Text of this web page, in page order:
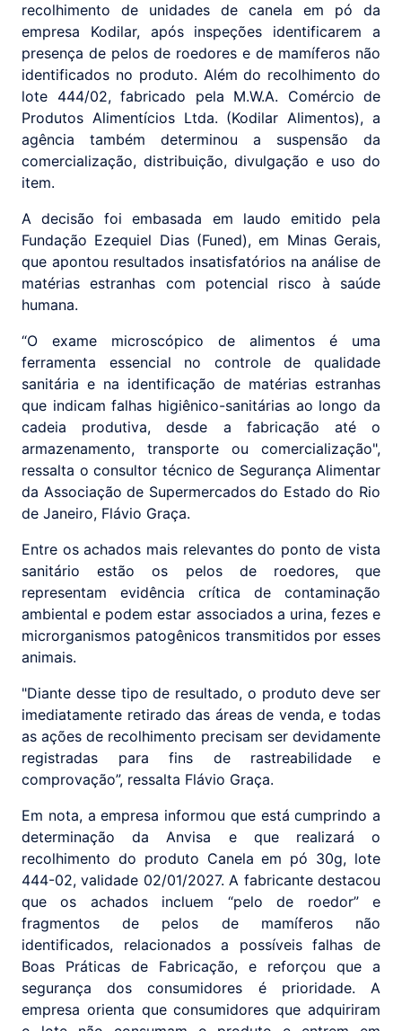
recolhimento de unidades de canela em pó da
empresa Kodilar, após inspeções identificarem a
presença de pelos de roedores e de mamíferos não
identificados no produto. Além do recolhimento do
lote 444/02, fabricado pela M.W.A. Comércio de
Produtos Alimentícios Ltda. (Kodilar Alimentos), a
agência também determinou a suspensão da
comercialização, distribuição, divulgação e uso do
item.
A decisão foi embasada em laudo emitido pela
Fundação Ezequiel Dias (Funed), em Minas Gerais,
que apontou resultados insatisfatórios na análise de
matérias estranhas com potencial risco à saúde
humana.
“O exame microscópico de alimentos é uma
ferramenta essencial no controle de qualidade
sanitária e na identificação de matérias estranhas
que indicam falhas higiênico-sanitárias ao longo da
cadeia produtiva, desde a fabricação até o
armazenamento, transporte ou comercialização",
ressalta o consultor técnico de Segurança Alimentar
da Associação de Supermercados do Estado do Rio
de Janeiro, Flávio Graça.
Entre os achados mais relevantes do ponto de vista
sanitário estão os pelos de roedores, que
representam evidência crítica de contaminação
ambiental e podem estar associados a urina, fezes e
microrganismos patogênicos transmitidos por esses
animais.
"Diante desse tipo de resultado, o produto deve ser
imediatamente retirado das áreas de venda, e todas
as ações de recolhimento precisam ser devidamente
registradas para fins de rastreabilidade e
comprovação”, ressalta Flávio Graça.
Em nota, a empresa informou que está cumprindo a
determinação da Anvisa e que realizará o
recolhimento do produto Canela em pó 30g, lote
444-02, validade 02/01/2027. A fabricante destacou
que os achados incluem “pelo de roedor” e
fragmentos de pelos de mamíferos não
identificados, relacionados a possíveis falhas de
Boas Práticas de Fabricação, e reforçou que a
segurança dos consumidores é prioridade. A
empresa orienta que consumidores que adquiriram